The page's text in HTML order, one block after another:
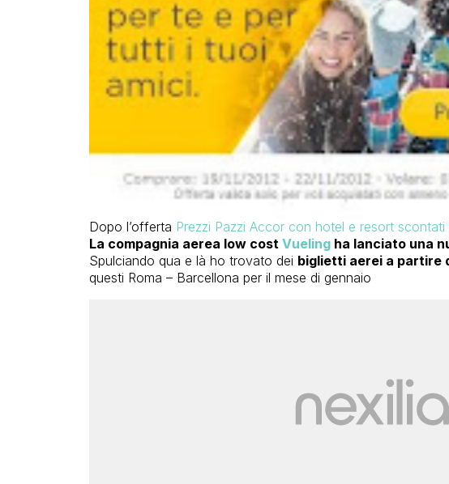
Dopo l’offerta Prezzi Pazzi Accor con hotel e resort
La compagnia aerea low cost Vuelingha lanciato una
Spulciando qua e là ho trovato dei biglietti aerei a partire
questi Roma – Barcellona per il mese di gennaio